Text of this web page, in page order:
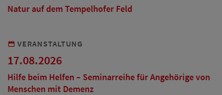
Natur auf dem Tempelhofer Feld
VERANSTALTUNG
17.08.2026
Hilfe beim Helfen – Seminarreihe für Angehörige von
Menschen mit Demenz